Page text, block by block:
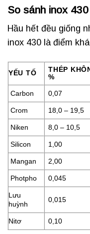
So sánh inox
Hầu hết đều giống
inox 430 là điểm
YẾU TỐ
THÉP
%
Carbon 0,07
Crom 18,0 – 19,5
Niken 8,0 – 10,5
Silicon 1,00
Mangan 2,00
Photpho 0,045
Lưu
huỳnh
0,015
Nitơ 0,10